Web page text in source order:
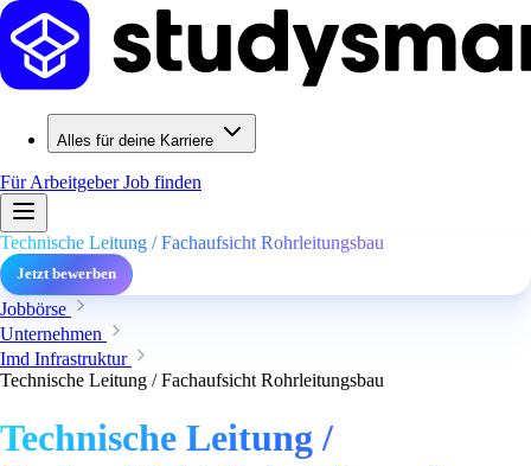
Alles für deine Karriere
Für ArbeitgeberJob finden
Technische Leitung / Fachaufsicht Rohrleitungsbau
Jetzt bewerben
Jobbörse
Unternehmen
Imd Infrastruktur
Technische Leitung / Fachaufsicht Rohrleitungsbau
Technische Leitung /